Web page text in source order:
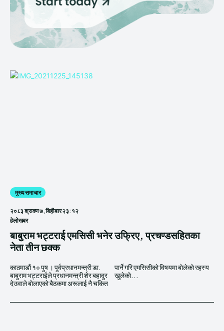
मुख्य समाचार
२०८३ श्रावण ७, बिहीबार २३:१२
हेलाेखबर
बाबुराम भट्टराई एमसिसी भनेर उफ्रिए, प्रचण्डसहितका
नेता तीन छक्क
काठमाडाैं १० पुष । पूर्वप्रधानमन्त्री डा.
बाबुराम भट्टराईले प्रधानमन्त्री शेर बहादुर
देउवाले बाेलाएकाे बैठकमा अरूलाई नै चकित
पार्ने गरि एमसिसीकाे विषयमा बाेलेकाे रहस्य
खुलेकाे...